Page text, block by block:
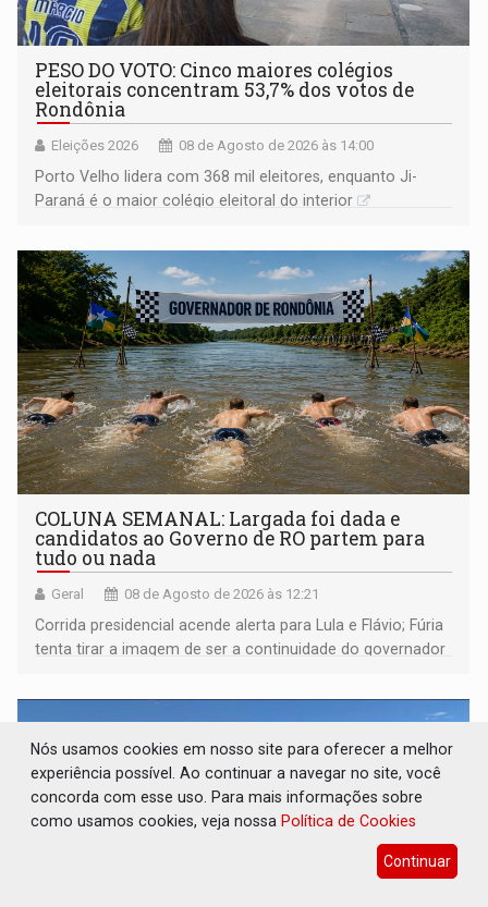
PESO DO VOTO: Cinco maiores colégios
eleitorais concentram 53,7% dos votos de
Rondônia
Eleições 2026 08 de Agosto de 2026 às 14:00
Porto Velho lidera com 368 mil eleitores, enquanto Ji-
Paraná é o maior colégio eleitoral do interior
COLUNA SEMANAL: Largada foi dada e
candidatos ao Governo de RO partem para
tudo ou nada
Geral 08 de Agosto de 2026 às 12:21
Corrida presidencial acende alerta para Lula e Flávio; Fúria
tenta tirar a imagem de ser a continuidade do governador
não ter entrado no modo eleição; ABAV faz evento em
Porto Velho
Nós usamos cookies em nosso site para oferecer a melhor
experiência possível. Ao continuar a navegar no site, você
concorda com esse uso. Para mais informações sobre
como usamos cookies, veja nossa Política de Cookies
Continuar